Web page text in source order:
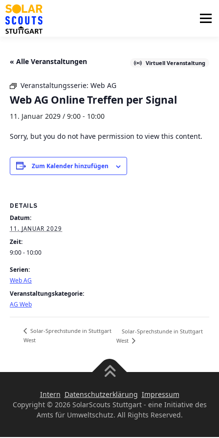
Zum
Inhalt
springen
Menü
« Alle Veranstaltungen Virtuell Veranstaltung
Veranstaltungsserie: Web AG
Web AG Online Treffen per Signal
11. Januar 2029 / 9:00 - 10:00
Sorry, but you do not have permission to view this content.
Zum Kalender hinzufügen
DETAILS
Datum:
11. JANUAR 2029
Zeit:
9:00 - 10:00
Serien:
Web AG
Veranstaltungskategorie:
AG Web
Solar-Sprechstunde in Stuttgart
West
Solar-Sprechstunde in Stuttgart
West
Intern Datenschutzerklärung Impressum
Copyright © 2026 SolarScouts Stuttgart - eine Initiative des
Amts für Umweltschutz. All Rights Reserved.